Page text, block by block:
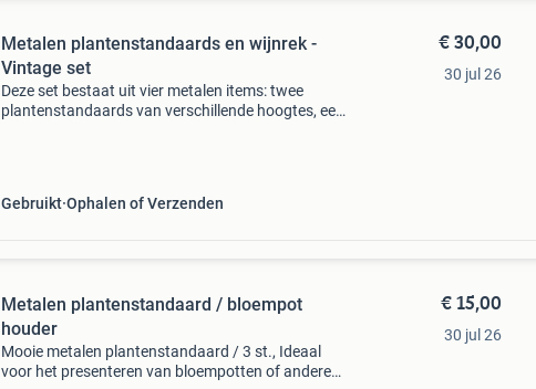
Metalen plantenstandaards en wijnrek -
Vintage set
Deze set bestaat uit vier metalen items: twee
plantenstandaards van verschillende hoogtes, een
Gebruikt Ophalen of Verzenden
€ 30,00
30 jul 26
Metalen plantenstandaard / bloempot
houder
Mooie metalen plantenstandaard / 3 st., Ideaal
voor het presenteren van bloempotten of andere
€ 15,00
30 jul 26